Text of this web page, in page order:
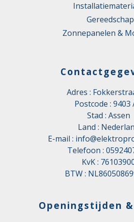
Gereedschap
Zonnepanelen &
Adres :
Postcode : 9403
Stad : Assen
Land :
E-mail :
Telefoon :
KvK :
BTW :
Openingstijden